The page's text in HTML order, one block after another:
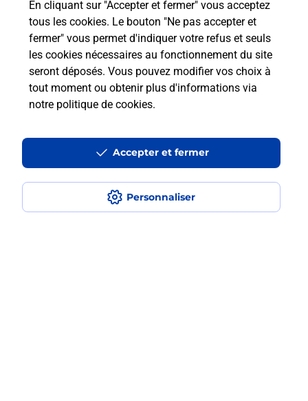
En cliquant sur "Accepter et fermer" vous acceptez
tous les cookies. Le bouton "Ne pas accepter et
fermer" vous permet d'indiquer votre refus et seuls
les cookies nécessaires au fonctionnement du site
seront déposés. Vous pouvez modifier vos choix à
tout moment ou obtenir plus d'informations via
notre politique de cookies.
Personnaliser
Accepter et fermer
Est-ce que je peux utiliser mon forfait
à l’étranger avec La Poste Mobile ?
Est-ce que je peux payer mon
smartphone Samsung en plusieurs
fois avec La Poste Mobile ?
smartphone Samsung ?
Localiser Pyrénées Atlantiques